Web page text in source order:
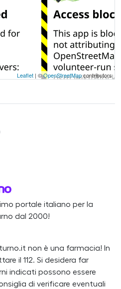
Leaflet | ©OpenStreetMapcontributors
portale italiano per la
dal 2000!
non è una farmacia! In
il 112. Si desidera far
indicati possono essere
di verificare eventuali